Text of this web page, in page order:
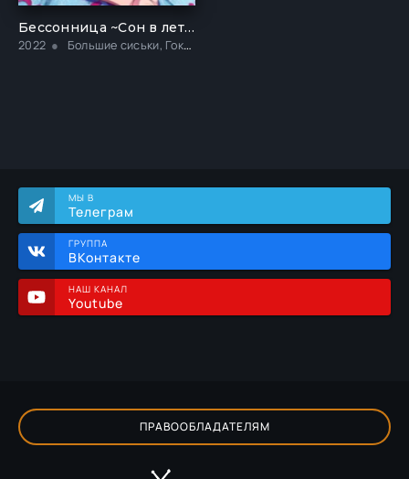
МЫ В
Телеграм
ГРУППА
ВКонтакте
НАШ КАНАЛ
Youtube
Бессонница ~Сон в летнюю ночь~
2022 Большие сиськи, Гоккун, Гяру, Минет, Униформа
ПРАВООБЛАДАТЕЛЯМ